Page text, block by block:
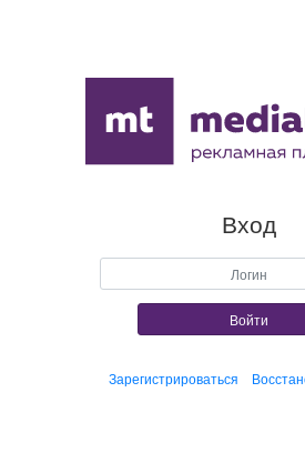
Вход
Войти
Зарегистрироваться